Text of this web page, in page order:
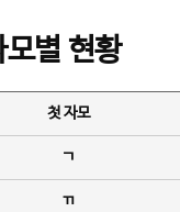
모별 현황
첫 자모
ㄱ
ㄲ